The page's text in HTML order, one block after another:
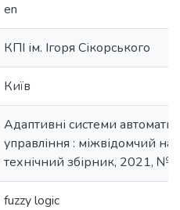
en
КПІ ім. Ігоря Сікорського
Київ
Адаптивні системи
управління : міжвідомчий
технічний збірник, 2021, №
fuzzy logic